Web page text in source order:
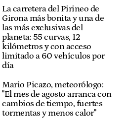
La carretera del Pirineo de
Girona más bonita y una de
las más exclusivas del
planeta: 55 curvas, 12
kilómetros y con acceso
limitado a 60 vehículos por
día
Mario Picazo, meteorólogo:
"El mes de agosto arranca con
cambios de tiempo, fuertes
tormentas y menos calor"